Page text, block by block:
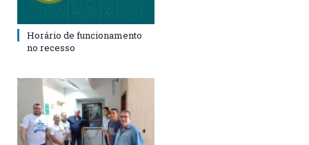
Horário de funcionamento
no recesso